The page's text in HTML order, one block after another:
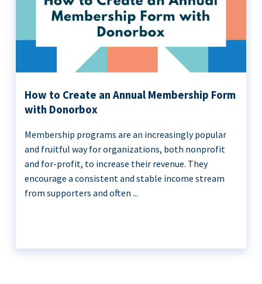
How to Create an Annual Membership Form
with Donorbox
Membership programs are an increasingly popular
and fruitful way for organizations, both nonprofit
and for-profit, to increase their revenue. They
encourage a consistent and stable income stream
from supporters and often ...